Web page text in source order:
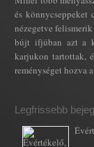
és könnycseppeket
nézegetve
bújt ifjúban azt a
karjukon tartottak,
reménységet hozva
Legfrissebb